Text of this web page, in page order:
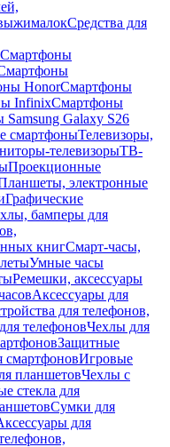
Средства для
Смартфоны
HonorСмартфоны
InfinixСмартфоны
Galaxy S26
смартфоныТелевизоры,
телевизорыТВ-
Проекционные
электронные
Графические
бамперы для
книгСмарт-часы,
Умные часы
Ремешки, аксессуары
Аксессуары для
для телефонов,
телефоновЧехлы для
Защитные
смартфоновИгровые
планшетовЧехлы с
стекла для
Сумки для
для